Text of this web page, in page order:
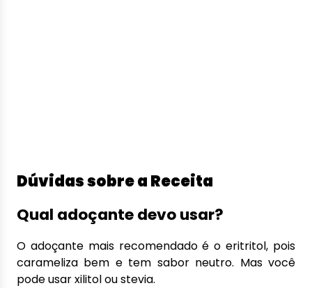
Dúvidas sobre a Receita
Qual adoçante devo usar?
O adoçante mais recomendado é o eritritol, pois
carameliza bem e tem sabor neutro. Mas você
pode usar xilitol ou stevia.